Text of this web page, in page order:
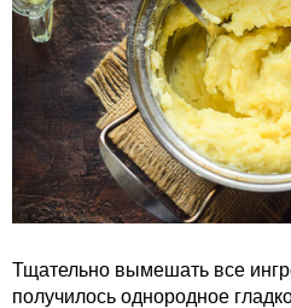
Тщательно вымешать все
получилось однородное